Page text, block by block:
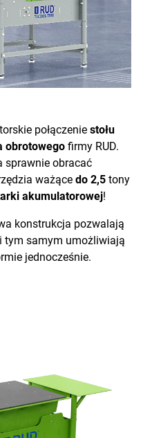
połączeniestołu
obrotowegofirmy RUD.
sprawnie obracać
ważącedo 2,5tony
akumulatorowej!
konstrukcja pozwalają
tym samym umożliwiają
jednocześnie.